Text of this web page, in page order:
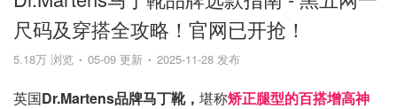
尺码及穿搭全攻略！官网已开抢！
5.18万 浏览 05-09 更新 2025-11-28 发布
英国Dr.Martens品牌马丁靴， 堪称矫正腿型的百搭增高神